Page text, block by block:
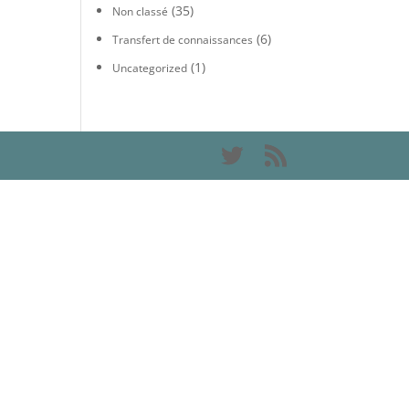
Non classé (35)
Transfert de connaissances (6)
Uncategorized (1)